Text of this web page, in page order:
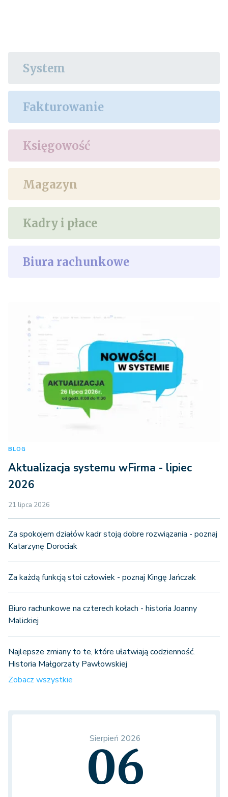
System
Fakturowanie
Księgowość
Magazyn
Kadry i płace
Biura rachunkowe
BLOG
Aktualizacja systemu wFirma - lipiec
2026
21 lipca 2026
Za spokojem działów kadr stoją dobre rozwiązania - poznaj
Katarzynę Dorociak
Za każdą funkcją stoi człowiek - poznaj Kingę Jańczak
Biuro rachunkowe na czterech kołach - historia Joanny
Malickiej
Najlepsze zmiany to te, które ułatwiają codzienność.
Historia Małgorzaty Pawłowskiej
Zobacz wszystkie
Sierpień 2026
06